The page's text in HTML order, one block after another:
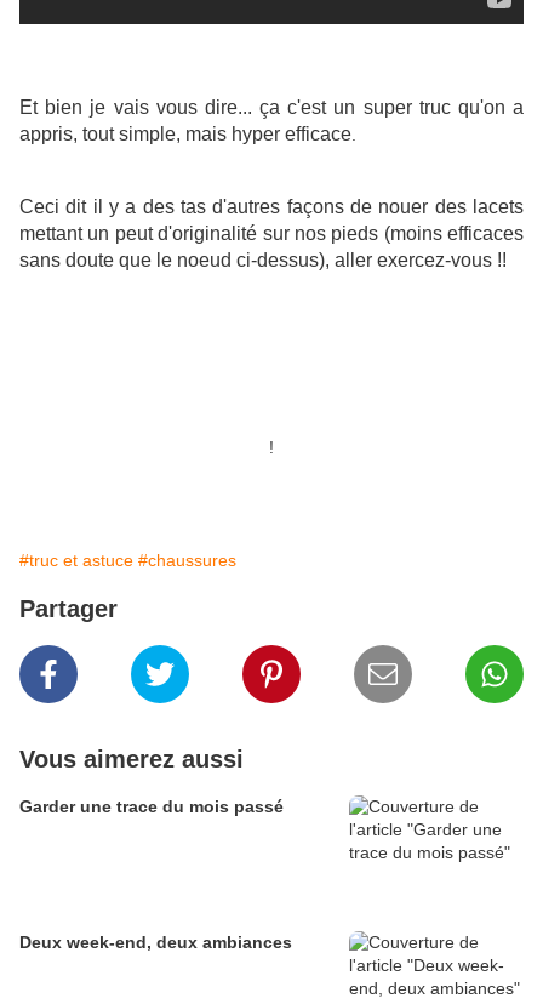
Et bien je vais vous dire... ça c'est un super truc qu'on a
appris, tout simple, mais hyper efficace
Ceci dit il y a des tas d'autres façons de nouer des lacets
mettant un peut d'originalité sur nos pieds (moins efficaces
sans doute que le noeud ci-dessus), aller exercez-vous !!
!
#truc et astuce #chaussures
Partager
Vous aimerez aussi
Garder une trace du mois passé
Deux week-end, deux ambiances